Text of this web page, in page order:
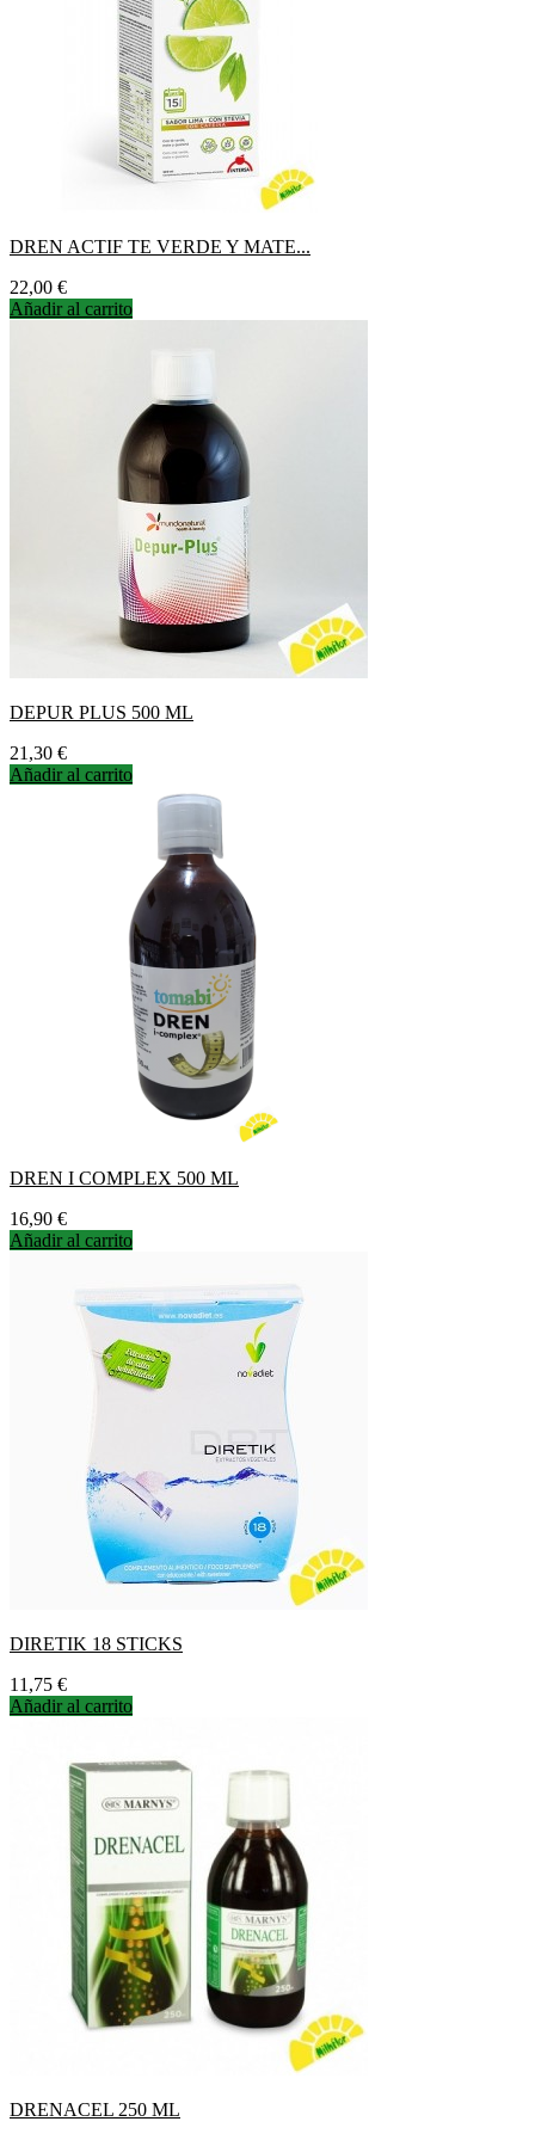
DREN ACTIF TE VERDE Y MATE...
Precio
22,00 €
Añadir al carrito
DEPUR PLUS 500 ML
Precio
21,30 €
Añadir al carrito
DREN I COMPLEX 500 ML
Precio
16,90 €
Añadir al carrito
DIRETIK 18 STICKS
Precio
11,75 €
Añadir al carrito
DRENACEL 250 ML